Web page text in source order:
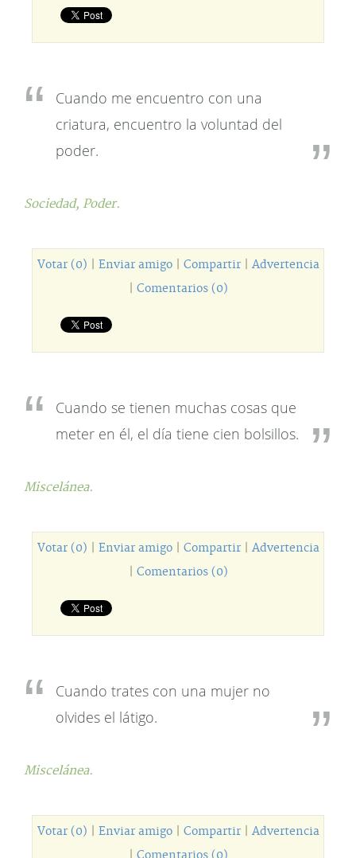
Cuando me encuentro con una
criatura, encuentro la voluntad del
poder.
Sociedad, Poder.
Votar (0) Enviar amigo| Compartir| Advertencia
Comentarios (0)
Cuando se tienen muchas cosas que
meter en él, el día tiene cien bolsillos.
Miscelánea.
Votar (0) Enviar amigo| Compartir| Advertencia
Comentarios (0)
Cuando trates con una mujer no
olvides el látigo.
Miscelánea.
Votar (0) Enviar amigo| Compartir| Advertencia